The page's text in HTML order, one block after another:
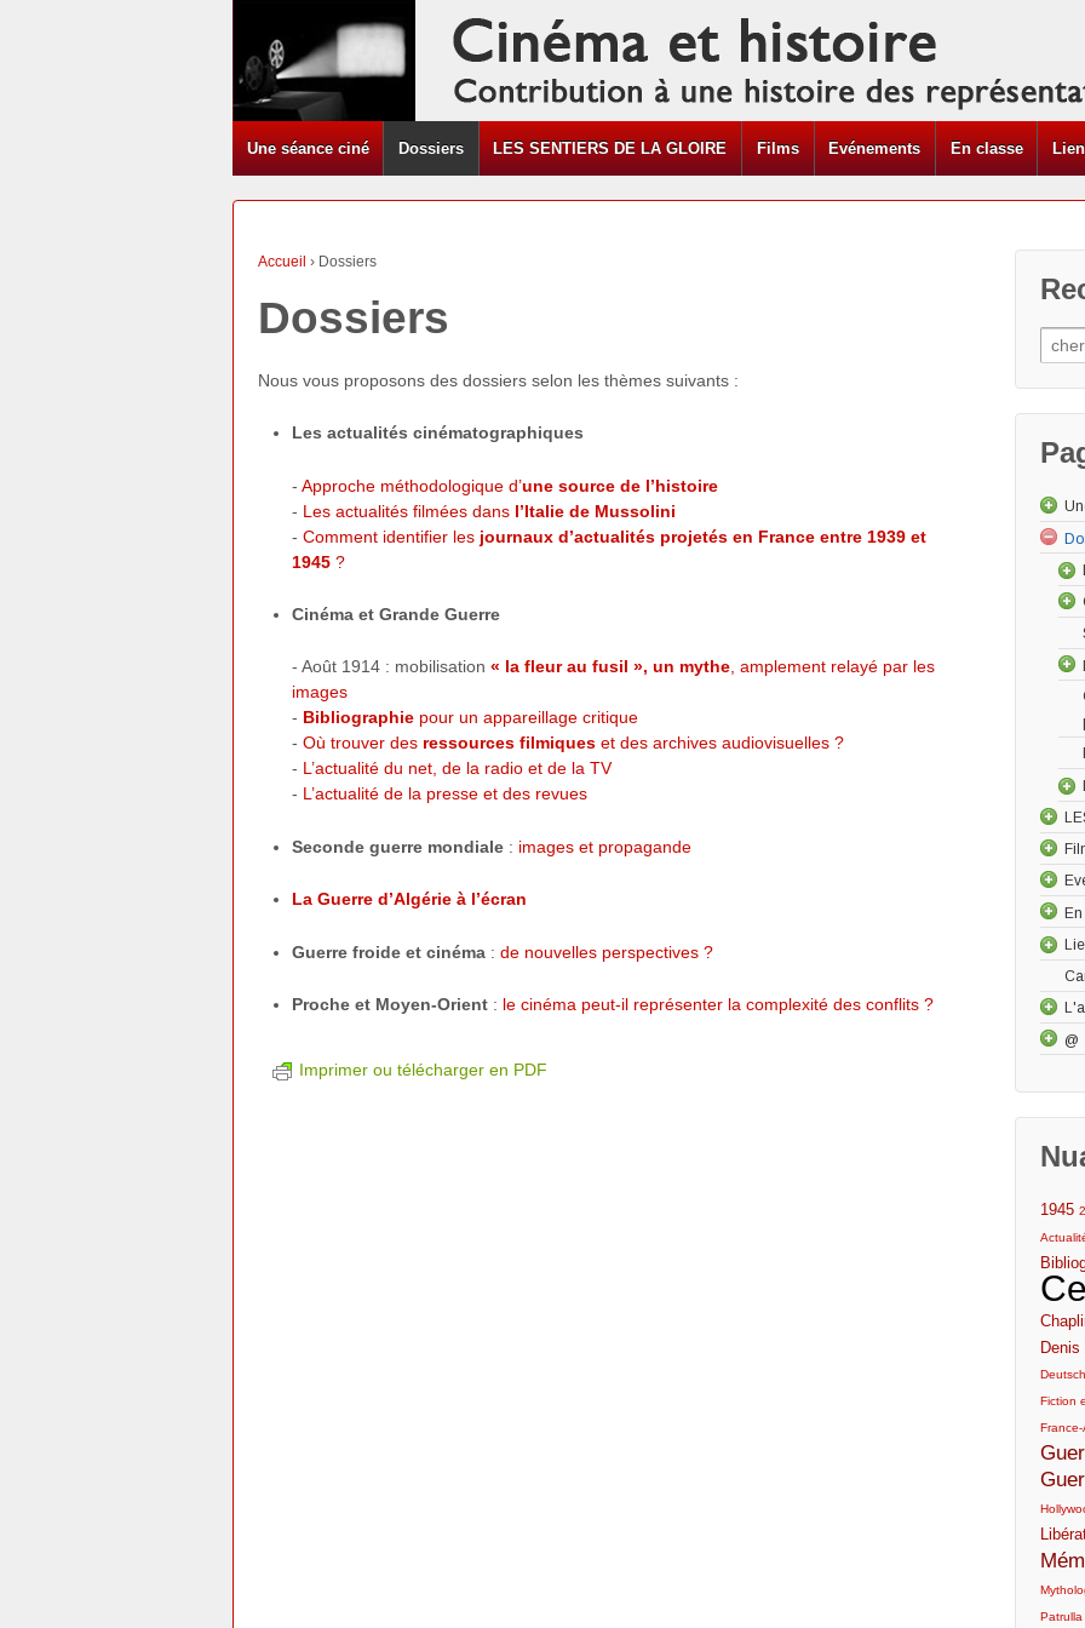
Une séance ciné Dossiers LES SENTIERS DE LA GLOIRE Films Evénements En classe
Accueil › Dossiers
Dossiers
Nous vous proposons des dossiers selon les thèmes suivants :
Les actualités cinématographiques
- Approche méthodologique d’une source de l’histoire
- Les actualités filmées dans l’Italie de Mussolini
- Comment identifier les journaux d’actualités projetés en France entre 1939 et
1945 ?
Cinéma et Grande Guerre
- Août 1914 : mobilisation « la fleur au fusil », un mythe, amplement relayé par les
images
- Bibliographie pour un appareillage critique
- Où trouver des ressources filmiques et des archives audiovisuelles ?
- L’actualité du net, de la radio et de la TV
- L’actualité de la presse et des revues
Seconde guerre mondiale : images et propagande
La Guerre d’Algérie à l’écran
Guerre froide et cinéma : de nouvelles perspectives ?
Proche et Moyen-Orient : le cinéma peut-il représenter la complexité des conflits ?
Imprimer ou télécharger en PDF
@
1945
Fiction